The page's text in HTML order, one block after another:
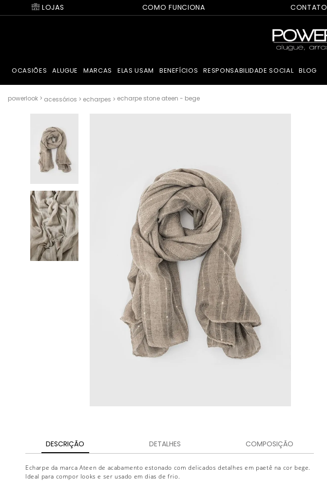
LOJAS COMO FUNCIONA CONTATO
OCASIÕES ALUGUE MARCAS ELAS USAM BENEFÍCIOS RESPONSABILIDADE SOCIAL BLOG
acessórios echarpes echarpe stone ateen - bege
DESCRIÇÃO DETALHES COMPOSIÇÃO
Echarpe da marca Ateen de acabamento estonado com delicados detalhes em paetê na cor bege.
Ideal para compor looks e ser usado em dias de frio.